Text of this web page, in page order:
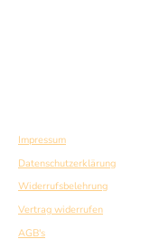
Impressum
Datenschutzerklärung
Widerrufsbelehrung
Vertrag widerrufen
AGB's